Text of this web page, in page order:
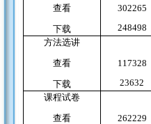
查看
下载
302265
248498
方法选讲
查看
下载
117328
23632
课程试卷
查看
262229